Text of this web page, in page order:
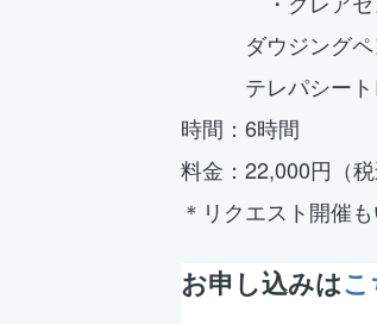
ダウジングペ
テレパシート
時間：6時間
料金：22,000円（税
＊リクエスト開催
お申し込みは